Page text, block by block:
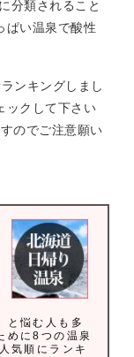
分類されること
ぱい温泉で酸性
ンキングしまし
ックして下さい
のでご注意願い
と悩む人も多
めに8つの温泉
気順にランキ